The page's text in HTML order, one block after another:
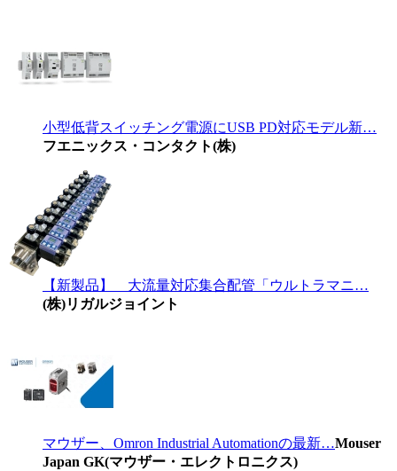
小型低背スイッチング電源にUSB PD対応モデル新…
フエニックス・コンタクト(株)
【新製品】 大流量対応集合配管「ウルトラマニ…
(株)リガルジョイント
マウザー、Omron Industrial Automationの最新…Mouser
Japan GK(マウザー・エレクトロニクス)